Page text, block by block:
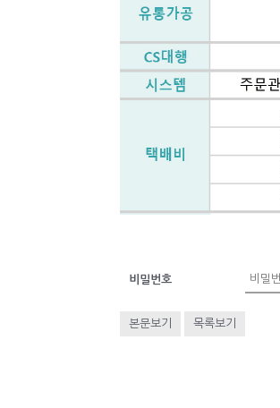
비밀번호
본문보기 목록보기